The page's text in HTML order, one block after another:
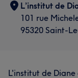
L’institut de
101 rue
95320 Saint-
L'institut de